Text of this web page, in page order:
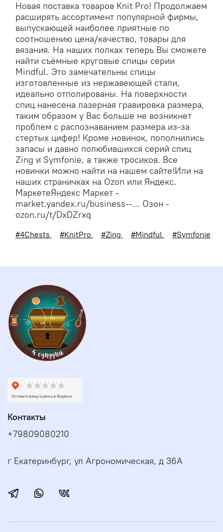
Новая поставка товаров Knit Pro! Продолжаем
расширять ассортимент популярной фирмы,
выпускающей наиболее приятные по
соотношению цена/качество, товары для
вязания. На наших полках теперь Вы сможете
найти съёмные круговые спицы серии
Mindful. Это замечательны спицы
изготовленные из нержавеющей стали,
идеально отполированы. На поверхности
спиц нанесена лазерная гравировка размера,
таким образом у Вас больше не возникнет
проблем с распознаванием размера из-за
стертых цифер! Кроме новинок, пополнились
запасы и давно полюбившихся серий спиц
Zing и Symfonie, а также тросиков. Все
новинки можно найти на нашем сайте!Или на
наших страничках на Ozon или Яндекс.
МаркетеЯндекс Маркет -
market.yandex.ru/business--... Озон -
ozon.ru/t/DxDZrxq
#4Chests #KnitPro #Zing #Mindful #Symfonie
Контакты
+79809080210
г Екатеринбург, ул Агрономическая, д 36А